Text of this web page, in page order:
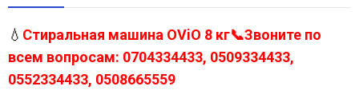
💧 Стиральная машина OViO 8 кг📞Звоните по
всем вопросам: 0704334433, 0509334433,
0552334433, 0508665559